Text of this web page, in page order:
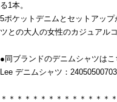
る1本。
5ポケットデニムとセットアッ
ツとの大人の女性のカジュアル
●同ブランドのデニムシャツはこ
Lee デニムシャツ：
＊＊＊＊＊＊＊＊＊＊＊＊＊＊